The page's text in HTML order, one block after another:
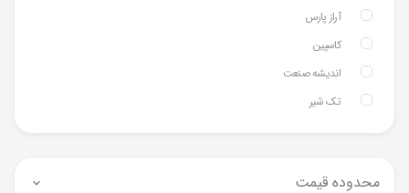
آراز پارس
کاسپین
اندیشه صنعت
تک شیر
محدوده قیمت